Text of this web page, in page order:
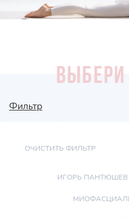
ВЫБЕРИ
Фильтр
ОЧИСТИТЬ ФИЛЬТР
ИГОРЬ ПАНТЮШЕВ